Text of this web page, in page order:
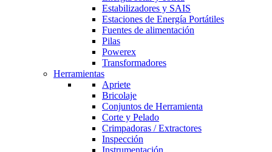
Estabilizadores y SAIS
Estaciones de Energía Portátiles
Fuentes de alimentación
Pilas
Powerex
Transformadores
Herramientas
Apriete
Bricolaje
Conjuntos de Herramienta
Corte y Pelado
Crimpadoras / Extractores
Inspección
Instrumentación